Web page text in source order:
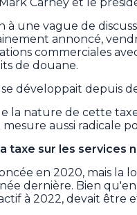
à une vague de
annoncé,
commerciales
de douane.
développait depuis
la nature de cette
aussi radicale
taxe sur les services
en 2020, mais
dernière. Bien
à 2022, devait être